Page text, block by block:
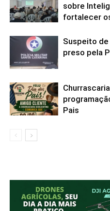
sobre
fortalecer
Suspeito
preso pela
Pais